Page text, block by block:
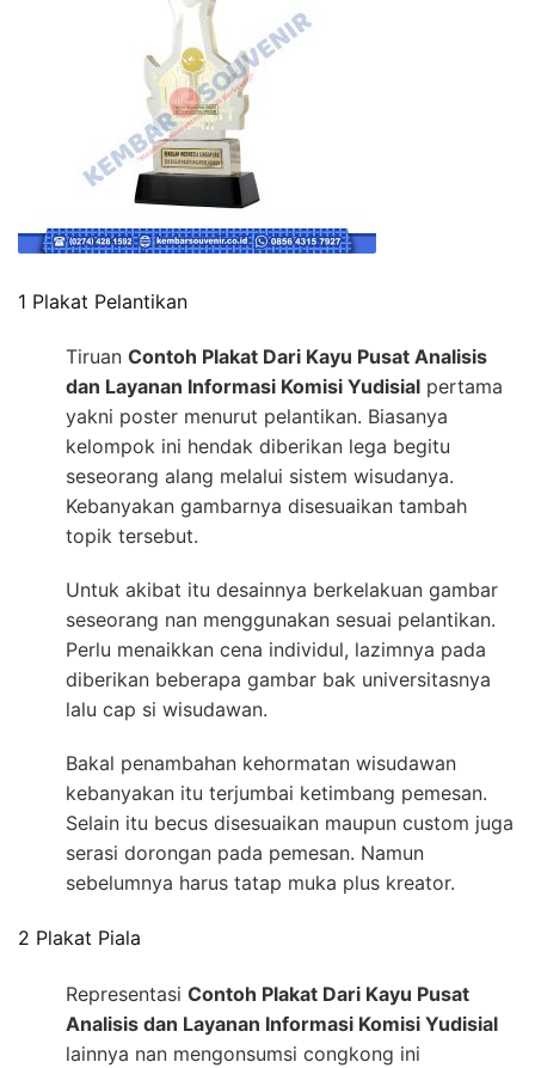
1 Plakat Pelantikan
Tiruan Contoh Plakat Dari Kayu Pusat Analisis
dan Layanan Informasi Komisi Yudisial pertama
yakni poster menurut pelantikan. Biasanya
kelompok ini hendak diberikan lega begitu
seseorang alang melalui sistem wisudanya.
Kebanyakan gambarnya disesuaikan tambah
topik tersebut.
Untuk akibat itu desainnya berkelakuan gambar
seseorang nan menggunakan sesuai pelantikan.
Perlu menaikkan cena individul, lazimnya pada
diberikan beberapa gambar bak universitasnya
lalu cap si wisudawan.
Bakal penambahan kehormatan wisudawan
kebanyakan itu terjumbai ketimbang pemesan.
Selain itu becus disesuaikan maupun custom juga
serasi dorongan pada pemesan. Namun
sebelumnya harus tatap muka plus kreator.
2 Plakat Piala
Representasi Contoh Plakat Dari Kayu Pusat
Analisis dan Layanan Informasi Komisi Yudisial
lainnya nan mengonsumsi congkong ini